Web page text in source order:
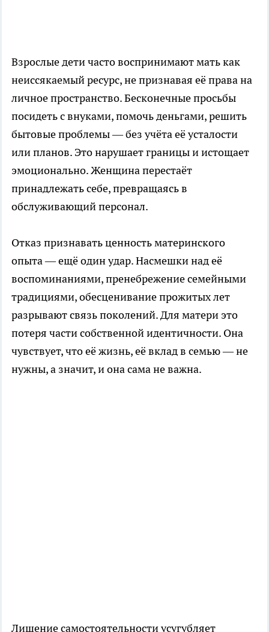
Взрослые дети часто воспринимают мать как
неиссякаемый ресурс, не признавая её права на
личное пространство. Бесконечные просьбы
посидеть с внуками, помочь деньгами, решить
бытовые проблемы — без учёта её усталости
или планов. Это нарушает границы и истощает
эмоционально. Женщина перестаёт
принадлежать себе, превращаясь в
обслуживающий персонал.
Отказ признавать ценность материнского
опыта — ещё один удар. Насмешки над её
воспоминаниями, пренебрежение семейными
традициями, обесценивание прожитых лет
разрывают связь поколений. Для матери это
потеря части собственной идентичности. Она
чувствует, что её жизнь, её вклад в семью — не
нужны, а значит, и она сама не важна.
Лишение самостоятельности усугубляет